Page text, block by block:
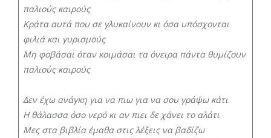
παλιούς καιρούς
Κράτα αυτά που σε γλυκαίνουν κι όσα υπόσχονται
φιλιά και γυρισμούς
Μη φοβάσαι όταν κοιμάσαι τα όνειρα πάντα θυμίζουν
παλιούς καιρούς
Δεν έχω ανάγκη για να πιω για να σου γράψω κάτι
Η θάλασσα όσο νερό κι αν πιει δε χάνει το αλάτι
Μες στα βιβλία έμαθα στις λέξεις να βαδίζω